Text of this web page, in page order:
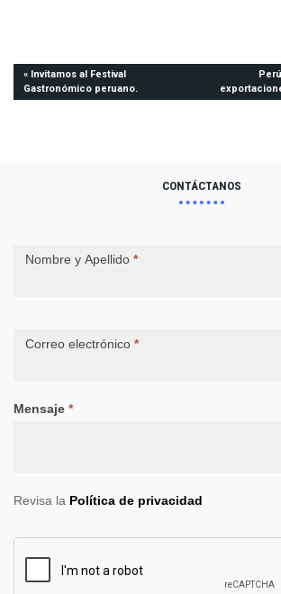
Navegación
de
Invitamos al Festival
Gastronómico peruano.
CONTÁCTANOS
UsNombre y Apellido *
Correo electrónico *
Mensaje *
Revisa la Política de privacidad